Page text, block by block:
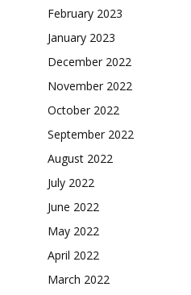
February 2023
January 2023
December 2022
November 2022
October 2022
September 2022
August 2022
July 2022
June 2022
May 2022
April 2022
March 2022